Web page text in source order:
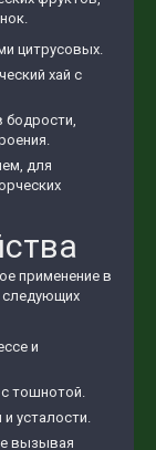
цитрусовых.
хай с
бодрости,
для
применение в
следующих
и
с тошнотой.
усталости.
вызывая